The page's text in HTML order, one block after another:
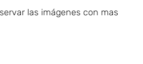
las imágenes con mas